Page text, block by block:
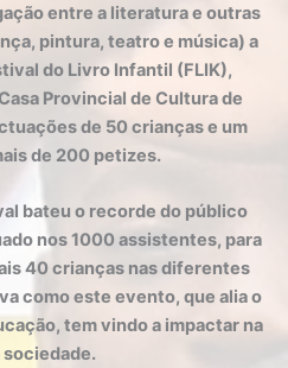
entre a literatura e outras
pintura, teatro e música) a
do Livro Infantil (FLIK),
Provincial de Cultura de
de 50 crianças e um
de 200 petizes.
bateu o recorde do público
nos 1000 assistentes, para
40 crianças nas diferentes
como este evento, que alia o
tem vindo a impactar na
sociedade.